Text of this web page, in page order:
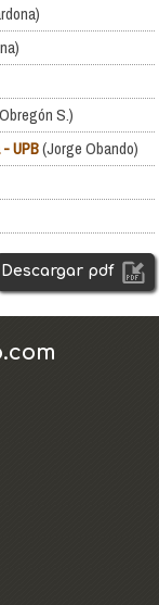
S.)
UPB(Jorge Obando)
Descargar pdf